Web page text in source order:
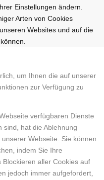
Einstellungen ändern.
Arten von Cookies
Websites und auf die
um Ihnen die auf unserer
zur Verfügung zu
verfügbaren Dienste
sind, hat die Ablehnung
Webseite. Sie können
indem Sie Ihre
aller Cookies auf
jedoch immer aufgefordert,